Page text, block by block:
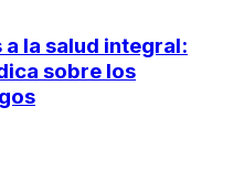
la salud integral:
sobre los